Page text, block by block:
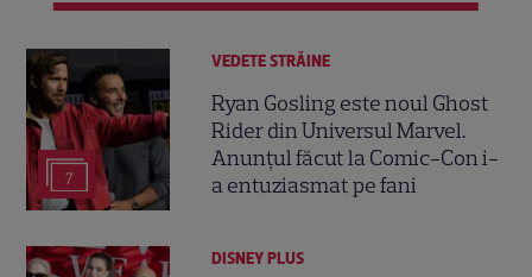
7
VEDETE STRĂINE
Ryan Gosling este noul Ghost
Rider din Universul Marvel.
Anunțul făcut la Comic-Con i-
a entuziasmat pe fani
DISNEY PLUS